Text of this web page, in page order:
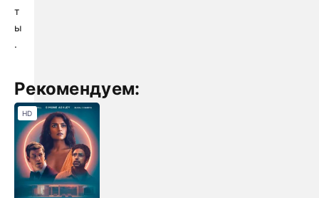
т
ы
.
Рекомендуем:
HD